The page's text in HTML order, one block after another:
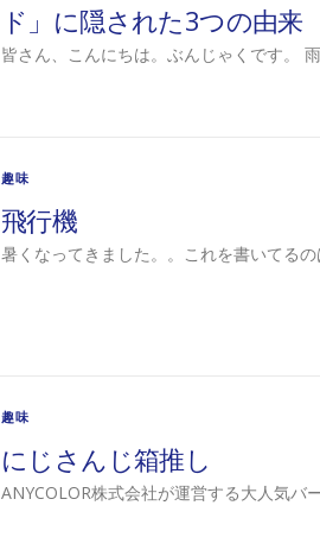
ド」に隠された3つの由来
皆さん、こんにちは。ぶんじゃくです。
趣味
飛行機
暑くなってきました。。これを書いてる
趣味
にじさんじ箱推し
ANYCOLOR株式会社が運営する大人気バ